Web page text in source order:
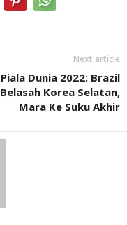
Next article
Piala Dunia 2022: Brazil
Belasah Korea Selatan,
Mara Ke Suku Akhir